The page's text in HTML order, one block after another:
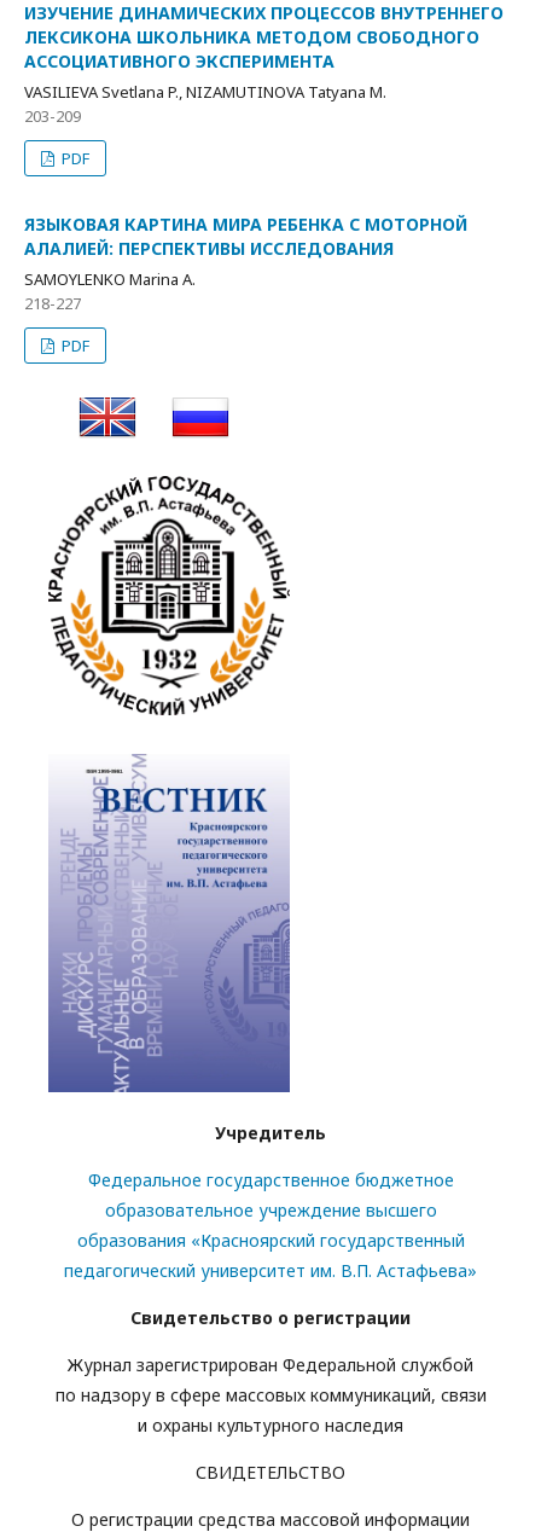
ИЗУЧЕНИЕ ДИНАМИЧЕСКИХ ПРОЦЕССОВ ВНУТРЕННЕГО
ЛЕКСИКОНА ШКОЛЬНИКА МЕТОДОМ СВОБОДНОГО
АССОЦИАТИВНОГО ЭКСПЕРИМЕНТА
VASILIEVA Svetlana P., NIZAMUTINOVA Tatyana M.
203-209
PDF
ЯЗЫКОВАЯ КАРТИНА МИРА РЕБЕНКА С МОТОРНОЙ
АЛАЛИЕЙ: ПЕРСПЕКТИВЫ ИССЛЕДОВАНИЯ
SAMOYLENKO Marina A.
218-227
PDF
Учредитель
Федеральное государственное бюджетное
образовательное учреждение высшего
образования «Красноярский государственный
педагогический университет им. В.П. Астафьева»
Свидетельство о регистрации
Журнал зарегистрирован Федеральной службой
по надзору в сфере массовых коммуникаций, связи
и охраны культурного наследия
СВИДЕТЕЛЬСТВО
О регистрации средства массовой информации